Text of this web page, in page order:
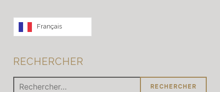
Français
RECHERCHER
Rechercher :